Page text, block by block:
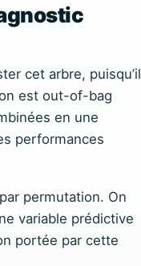
cet arbre, puisqu’il
est out-of-bag
en une
performances
permutation. On
variable prédictive
portée par cette